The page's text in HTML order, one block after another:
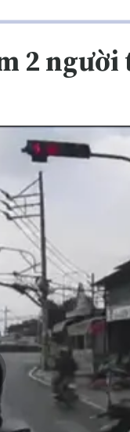
2
Play